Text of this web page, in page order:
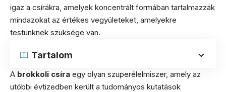
igaz a csírákra, amelyek koncentrált formában tartalmazzák
mindazokat az értékes vegyületeket, amelyekre
testünknek szüksége van.
Tartalom
A brokkoli csíra egy olyan szuperélelmiszer, amely az
utóbbi évtizedben került a tudományos kutatások